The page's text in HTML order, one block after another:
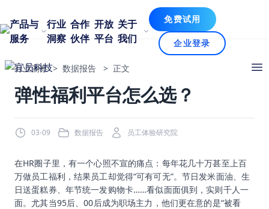
产品与
服务
行业
洞察
合作
伙伴
开放
平台
关于
我们
免费试用
企业登录
行业洞察 > 数据报告 > 正文
弹性福利平台怎么选？
03-09 数据报告 员工体验研究院
在HR圈子里，有一个心照不宣的痛点：每年花几十万甚至上百
万做员工福利，结果员工却觉得“可有可无”。节日发米面油、生
日送蛋糕券、年节统一发购物卡……看似面面俱到，实则千人一
面。尤其当95后、00后成为职场主力，他们更在意的是“被看